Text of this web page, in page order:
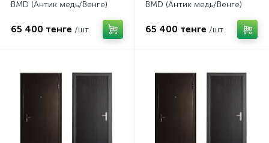
BMD (Антик медь/Венге)
65 400 тенге /шт
BMD (Антик медь/Венге)
65 400 тенге /шт